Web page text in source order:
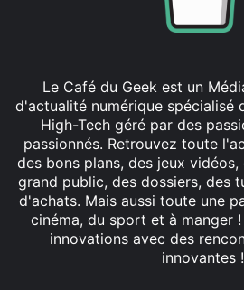
Le Café du Geek est un
d'actualité numérique spécialisé
High-Tech géré par des
passionnés. Retrouvez toute
des bons plans, des jeux
grand public, des dossiers, des
d'achats. Mais aussi toute une
cinéma, du sport et à manger
innovations avec des
innovantes !